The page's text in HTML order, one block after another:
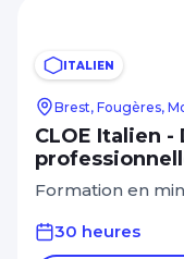
ITALIEN
Brest, Fougères,
CLOE Italien
Formation en
30 heures